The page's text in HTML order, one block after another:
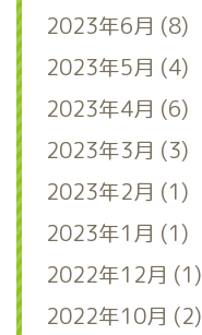
2023年6月 (8)
2023年5月 (4)
2023年4月 (6)
2023年3月 (3)
2023年2月 (1)
2023年1月 (1)
2022年12月 (1)
2022年10月 (2)